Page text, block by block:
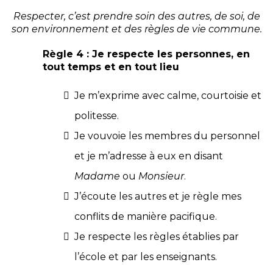
Respecter, c’est prendre soin des autres, de soi, de
son environnement et des règles de vie commune.
Règle 4 : Je respecte les personnes, en
tout temps et en tout lieu
Je m’exprime avec calme, courtoisie et
politesse.
Je vouvoie les membres du personnel
et je m’adresse à eux en disant
Madame ou Monsieur.
J’écoute les autres et je règle mes
conflits de manière pacifique.
Je respecte les règles établies par
l’école et par les enseignants.